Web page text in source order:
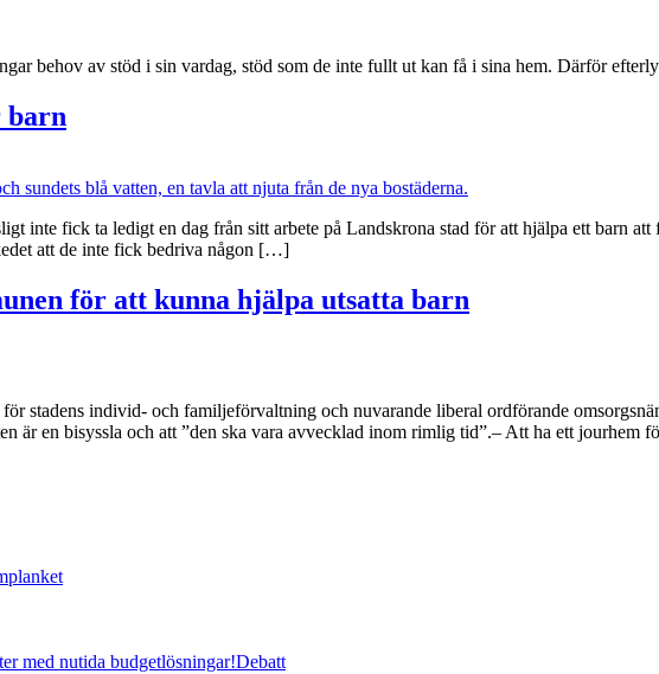
behov av stöd i sin vardag, stöd som de inte fullt ut kan få i sina hem. Därför
barn
inte fick ta ledigt en dag från sitt arbete på Landskrona stad för att hjälpa ett barn
att de inte fick bedriva någon […]
för att kunna hjälpa utsatta barn
stadens individ- och familjeförvaltning och nuvarande liberal ordförande
är en bisyssla och att ”den ska vara avvecklad inom rimlig tid”.– Att ha ett
planket
med nutida budgetlösningar!Debatt